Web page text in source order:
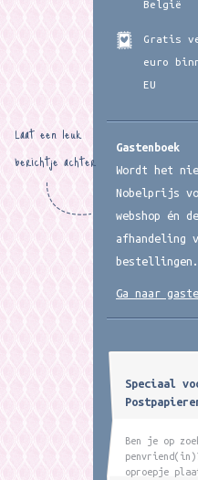
België
Gratis
euro
EU
Gastenboek
Wordt het
Nobelprijs
webshop én
afhandeling
Laat een leuk
berichtje achter
Ga naar
Speciaal
Ben je op
oproepje